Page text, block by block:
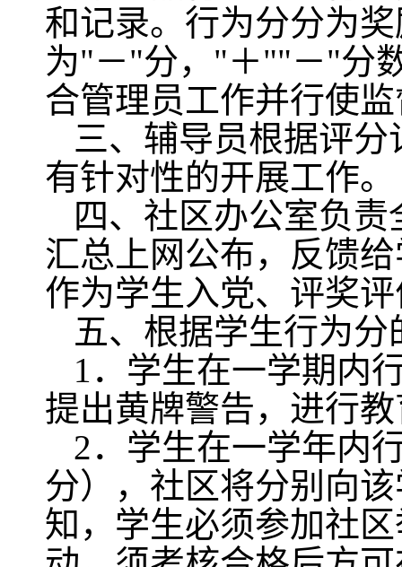
和记录。行为分分为
为"－"分，"＋""－"分
合管理员工作并行使
三、辅导员根据评
有针对性的开展工作。
四、社区办公室负
汇总上网公布，反馈
作为学生入党、评奖
五、根据学生行为
1 ．学生在一学期内
提出黄牌警告，进行
2．学生在一学年内
分），社区将分别向
知，学生必须参加社